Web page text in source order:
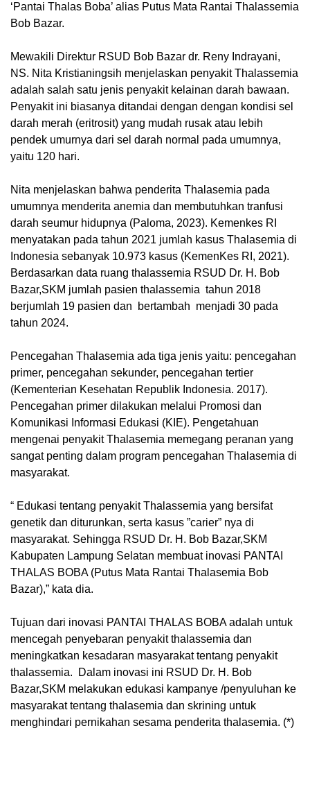
‘Pantai Thalas Boba’ alias Putus Mata Rantai Thalassemia
Bob Bazar.
Mewakili Direktur RSUD Bob Bazar dr. Reny Indrayani,
NS. Nita Kristianingsih menjelaskan penyakit Thalassemia
adalah salah satu jenis penyakit kelainan darah bawaan.
Penyakit ini biasanya ditandai dengan dengan kondisi sel
darah merah (eritrosit) yang mudah rusak atau lebih
pendek umurnya dari sel darah normal pada umumnya,
yaitu 120 hari.
Nita menjelaskan bahwa penderita Thalasemia pada
umumnya menderita anemia dan membutuhkan tranfusi
darah seumur hidupnya (Paloma, 2023). Kemenkes RI
menyatakan pada tahun 2021 jumlah kasus Thalasemia di
Indonesia sebanyak 10.973 kasus (KemenKes RI, 2021).
Berdasarkan data ruang thalassemia RSUD Dr. H. Bob
Bazar,SKM jumlah pasien thalassemia tahun 2018
berjumlah 19 pasien dan
bertambah menjadi 30 pada
tahun 2024.
Pencegahan Thalasemia ada tiga jenis yaitu: pencegahan
primer, pencegahan sekunder, pencegahan tertier
(Kementerian Kesehatan Republik Indonesia. 2017).
Pencegahan primer dilakukan melalui Promosi dan
Komunikasi Informasi Edukasi (KIE). Pengetahuan
mengenai penyakit Thalasemia memegang peranan yang
sangat penting dalam program pencegahan Thalasemia di
masyarakat.
“ Edukasi tentang penyakit Thalassemia yang bersifat
genetik dan diturunkan, serta kasus ”carier” nya di
masyarakat. Sehingga RSUD Dr. H. Bob Bazar,SKM
Kabupaten Lampung Selatan membuat inovasi PANTAI
THALAS BOBA (Putus Mata Rantai Thalasemia Bob
Bazar),” kata dia.
Tujuan dari inovasi PANTAI THALAS BOBA adalah untuk
mencegah penyebaran penyakit thalassemia dan
meningkatkan kesadaran masyarakat tentang penyakit
thalassemia.
Dalam inovasi ini RSUD Dr. H. Bob
Bazar,SKM melakukan edukasi kampanye /penyuluhan ke
masyarakat tentang thalasemia dan skrining untuk
menghindari pernikahan sesama penderita thalasemia. (*)